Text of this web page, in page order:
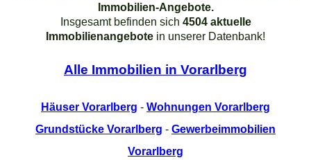
Immobilien-Angebote.
Insgesamt befinden sich 4504 aktuelle
Immobilienangebote in unserer Datenbank!
Alle Immobilien in Vorarlberg
Häuser Vorarlberg - Wohnungen Vorarlberg
Grundstücke Vorarlberg - Gewerbeimmobilien
Vorarlberg